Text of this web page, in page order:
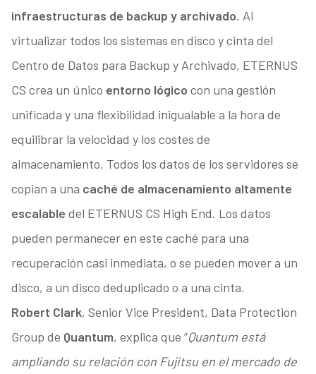
infraestructuras de backup y archivado. Al
virtualizar todos los sistemas en disco y cinta del
Centro de Datos para Backup y Archivado, ETERNUS
CS crea un único entorno lógico con una gestión
unificada y una flexibilidad inigualable a la hora de
equilibrar la velocidad y los costes de
almacenamiento. Todos los datos de los servidores se
copian a una caché de almacenamiento altamente
escalable del ETERNUS CS High End. Los datos
pueden permanecer en este caché para una
recuperación casi inmediata, o se pueden mover a un
disco, a un disco deduplicado o a una cinta.
Robert Clark, Senior Vice President, Data Protection
Group de Quantum, explica que “Quantum está
ampliando su relación con Fujitsu en el mercado de